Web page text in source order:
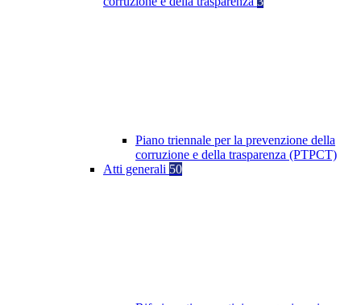
Piano triennale per la prevenzione della
corruzione e della trasparenza (PTPCT)
Atti generali 50